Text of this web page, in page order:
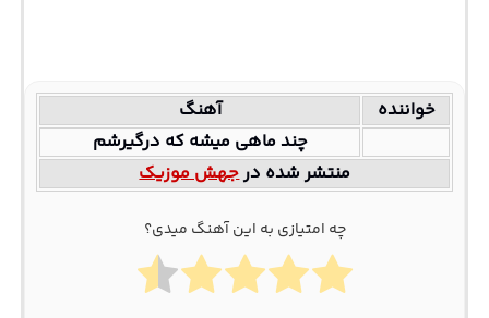
خواننده
آهنگ
چند ماهی میشه که درگیرشم
منتشر شده درجهش موزیک
چه امتیازی به این آهنگ میدی؟